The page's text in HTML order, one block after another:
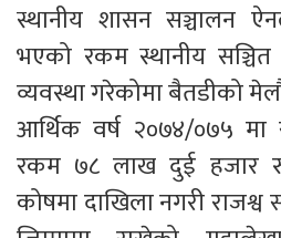
स्थानीय शासन सञ्चालन
भएको रकम स्थानीय सञ्चित
व्यवस्था गरेकोमा बैतडीको
आर्थिक वर्ष २०७४/०७५
रकम ७८ लाख दुई हजार
कोषमा दाखिला नगरी